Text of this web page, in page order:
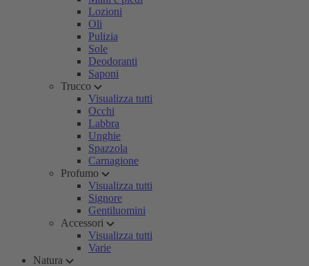
Lozioni
Oli
Pulizia
Sole
Deodoranti
Saponi
Trucco
Visualizza tutti
Occhi
Labbra
Unghie
Spazzola
Carnagione
Profumo
Visualizza tutti
Signore
Gentiluomini
Accessori
Visualizza tutti
Varie
Natura